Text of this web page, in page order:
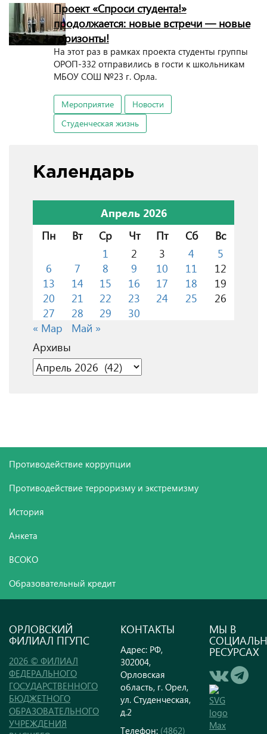
Проект «Спроси студента!»
продолжается: новые встречи — новые
горизонты!
На этот раз в рамках проекта студенты группы
ОРОП-332 отправились в гости к школьникам
МБОУ СОШ №23 г. Орла.
Мероприятие
Новости
Студенческая жизнь
Календарь
Апрель 2026
Пн
Вт Ср Чт Пт Сб
Вс
1
2 3 4
5
6
7 8 9 10 11
12
13
14 15 16 17 18
19
20
21 22 23 24 25
26
27
28 29
30
« Мар
Май »
Архивы
Архивы
Противодействие коррупции
Противодействие терроризму и экстремизму
История
Анкета
ВСОКО
Образовательный кредит
ОРЛОВСКИЙ
ФИЛИАЛ ПГУПС
2026 © ФИЛИАЛ
ФЕДЕРАЛЬНОГО
ГОСУДАРСТВЕННОГО
БЮДЖЕТНОГО
ОБРАЗОВАТЕЛЬНОГО
УЧРЕЖДЕНИЯ
КОНТАКТЫ
Адрес: РФ,
302004,
Орловская
область, г. Орел,
ул. Студенческая,
д.2
Телефон: (4862)
МЫ В
РЕСУРСАХ